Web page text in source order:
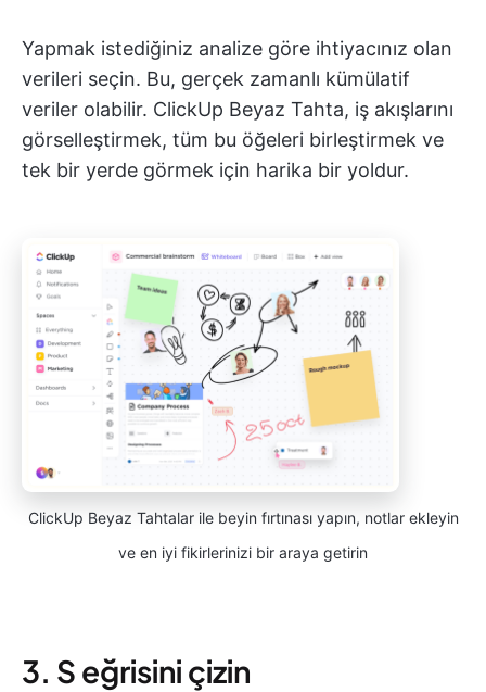
Yapmak istediğiniz analize göre ihtiyacınız olan
verileri seçin. Bu, gerçek zamanlı kümülatif
veriler olabilir. ClickUp Beyaz Tahta, iş akışlarını
görselleştirmek, tüm bu öğeleri birleştirmek ve
tek bir yerde görmek için harika bir yoldur.
ClickUp Beyaz Tahtalar ile beyin fırtınası yapın, notlar ekleyin
ve en iyi fikirlerinizi bir araya getirin
3. S eğrisini çizin